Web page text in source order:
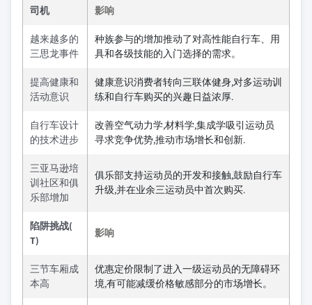
司机 影响
越来越多的
三思龙事件
种族参与的增加推动了对高性能自行车、用
具和各级技能的入门选择的需求。
提高健康和
活动意识
健康意识消费者转向三联体健身,对多运动训
练和自行车购买的兴趣日益浓厚.
自行车设计
的技术进步
改善空气动力学,材料学,集成学吸引运动员
寻求竞争优势,推动市场增长和创新.
三亚马逊培
训社区和俱
乐部增加
俱乐部支持运动员的开发和接触,鼓励自行车
升级,并在业余三运动员中首次购买.
陷阱挑战(
T)
影响
三节车厢成
本高
优惠定价限制了进入一级运动员的无障碍环
境,有可能减缓价格敏感部分的市场增长。